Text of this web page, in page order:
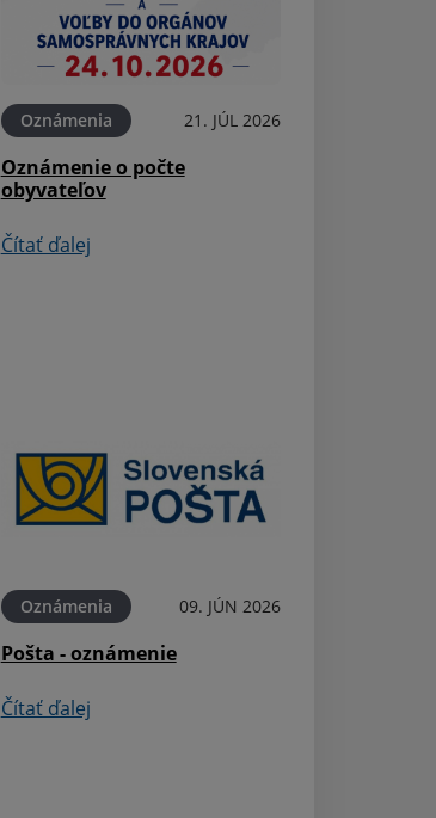
Oznámenia 21. JÚL 2026
Oznámenie o počte
obyvateľov
Čítať ďalej
Oznámenia 09. JÚN 2026
Pošta - oznámenie
Čítať ďalej